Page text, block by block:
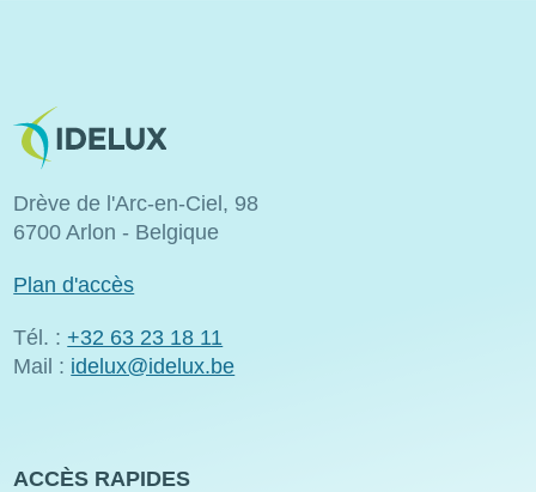
Image
Drève de l'Arc-en-Ciel, 98
6700 Arlon - Belgique
Plan d'accès
Tél. : +32 63 23 18 11
Mail : idelux@idelux.be
ACCÈS RAPIDES